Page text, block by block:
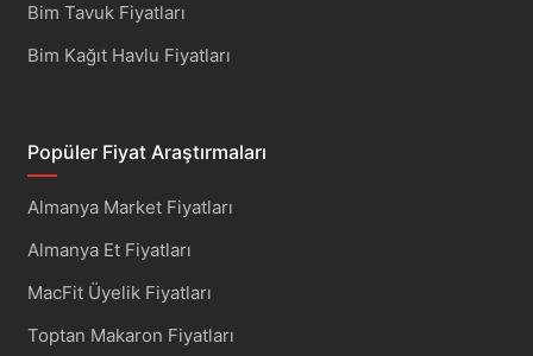
Bim Tavuk Fiyatları
Bim Kağıt Havlu Fiyatları
Popüler Fiyat Araştırmaları
Almanya Market Fiyatları
Almanya Et Fiyatları
MacFit Üyelik Fiyatları
Toptan Makaron Fiyatları